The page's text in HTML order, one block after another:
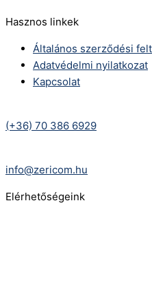
Hasznos linkek
Általános szerződési
Adatvédelmi nyilatkozat
Kapcsolat
(+36) 70 386 6929
info@zericom.hu
Elérhetőségeink